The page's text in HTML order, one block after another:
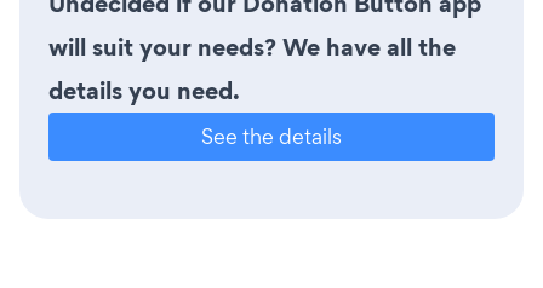
will suit your needs? We have all the
details you need.
See the details